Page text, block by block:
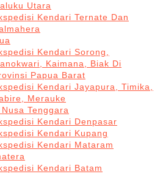
Utara
Kendari Ternate Dan
Kendari Sorong,
Kaimana, Biak Di
Papua Barat
Kendari Jayapura, Timika,
Merauke
Tenggara
Kendari Denpasar
Kendari Kupang
Kendari Mataram
Kendari Batam